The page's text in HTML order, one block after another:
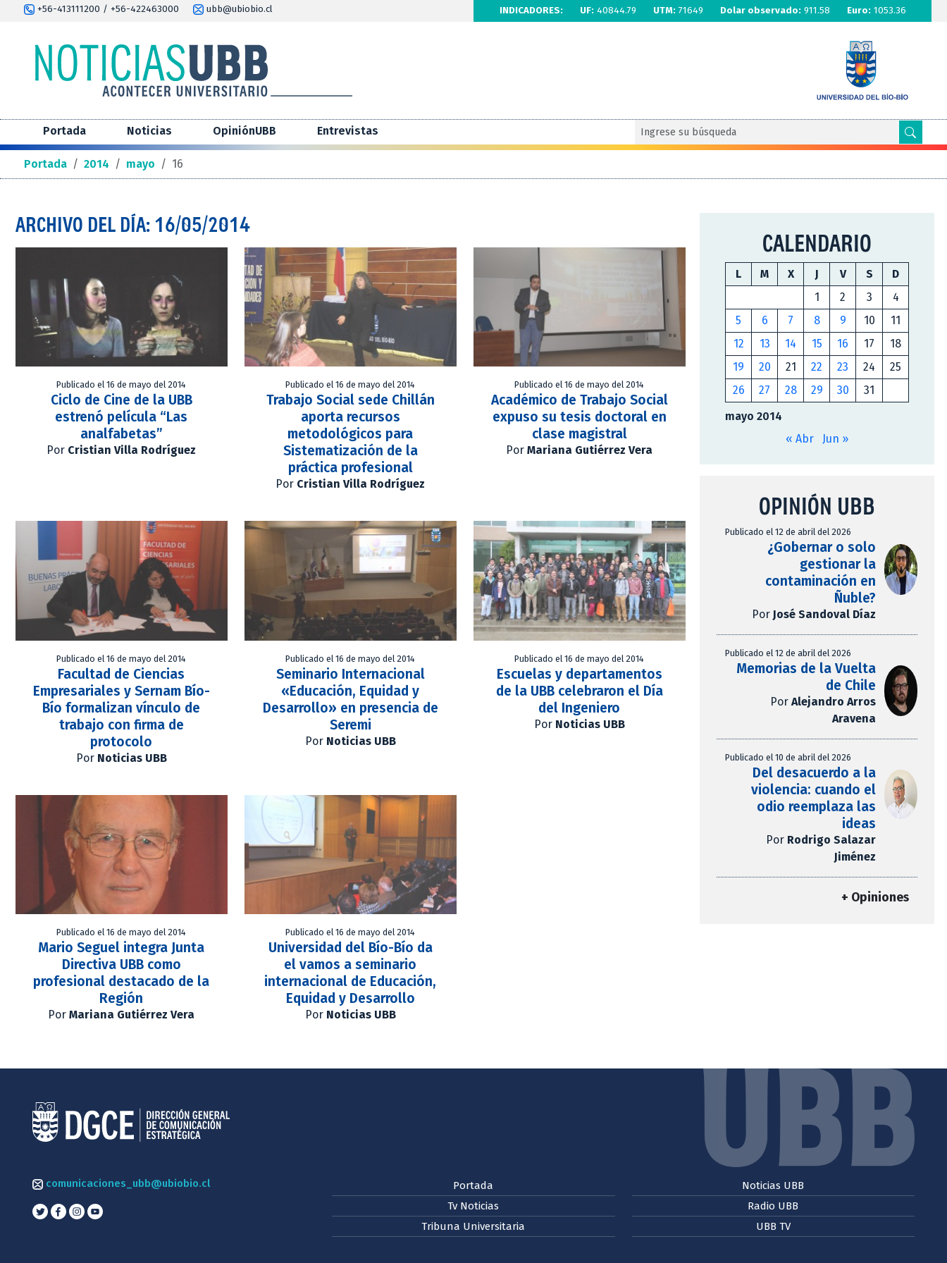
+56-413111200 / +56-422463000 ubb@ubiobio.cl INDICADORES: UF: 40844.79 UTM: 71649 Dolar observado: 911.58 Euro: 1053.36
Portada Noticias OpiniónUBB Entrevistas
Portada / 2014 / mayo / 16
ARCHIVO DEL DÍA: 16/05/2014
Publicado el 16 de mayo del 2014
Ciclo de Cine de la UBB
estrenó película “Las
analfabetas”
Por Cristian Villa Rodríguez
Publicado el 16 de mayo del 2014
Trabajo Social sede Chillán
aporta recursos
metodológicos para
Sistematización de la
práctica profesional
Por Cristian Villa Rodríguez
Publicado el 16 de mayo del 2014
Académico de Trabajo Social
expuso su tesis doctoral en
clase magistral
PorMariana Gutiérrez Vera
Publicado el 16 de mayo del 2014
Facultad de Ciencias
Empresariales y Sernam Bío-
Bío formalizan vínculo de
trabajo con firma de
protocolo
Por Noticias UBB
Publicado el 16 de mayo del 2014
Seminario Internacional
«Educación, Equidad y
Desarrollo» en presencia de
Seremi
Por Noticias UBB
Publicado el 16 de mayo del 2014
Escuelas y departamentos
de la UBB celebraron el Día
del Ingeniero
Por Noticias UBB
Publicado el 16 de mayo del 2014
Mario Seguel integra Junta
Directiva UBB como
profesional destacado de la
Región
PorMariana Gutiérrez Vera
Publicado el 16 de mayo del 2014
Universidad del Bío-Bío da
el vamos a seminario
internacional de Educación,
Equidad y Desarrollo
Por Noticias UBB
CALENDARIO
mayo 2014
L M X J V S
D
1
2 3
4
5
6 7 8 9 10
11
12
13 14 15 16 17
18
19
20 21 22 23 24
25
26
27 28 29 30 31
« Abr Jun »
OPINIÓN UBB
Publicado el 12 de abril del 2026
¿Gobernar o solo
gestionar la
contaminación en
Ñuble?
Por José Sandoval Díaz
Publicado el 12 de abril del 2026
Memorias de la Vuelta
de Chile
Por Alejandro Arros
Aravena
Publicado el 10 de abril del 2026
Del desacuerdo a la
violencia: cuando el
odio reemplaza las
ideas
Por Rodrigo Salazar
Jiménez
+ Opiniones
comunicaciones_ubb@ubiobio.cl
Portada
Tv Noticias
Tribuna Universitaria
Noticias UBB
Radio UBB
UBB TV